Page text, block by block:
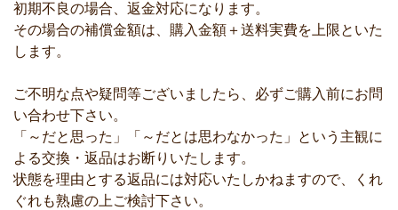
初期不良の場合、返金対応になります。
その場合の補償金額は、購入金額＋送料実費を上限といた
します。
ご不明な点や疑問等ございましたら、必ずご購入前にお問
い合わせ下さい。
「～だと思った」「～だとは思わなかった」という主観に
よる交換・返品はお断りいたします。
状態を理由とする返品には対応いたしかねますので、くれ
ぐれも熟慮の上ご検討下さい。